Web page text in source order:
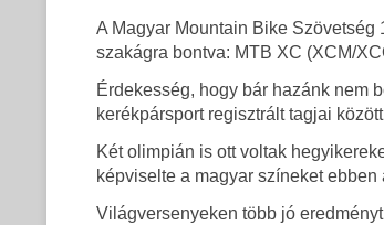
A Magyar Mountain Bike
szakágra bontva: MTB XC (XCM/
Érdekesség, hogy bár hazánk nem
kerékpársport regisztrált tagjai
Két olimpián is ott voltak
képviselte a magyar színeket ebben
Világversenyeken több jó